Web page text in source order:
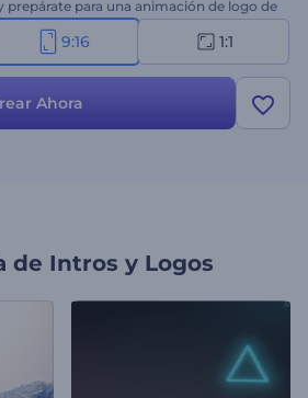
prepárate para una animación de logo de
para intros de empresas o servicios,
corporativas, promociones de canales
9:16 1:1
Ahora
de Intros y Logos